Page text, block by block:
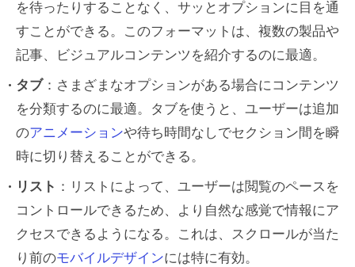
を待ったりすることなく、サッとオプションに目を通
すことができる。このフォーマットは、複数の製品や
記事、ビジュアルコンテンツを紹介するのに最適。
タブ ：さまざまなオプションがある場合にコンテンツ
を分類するのに最適。タブを使うと、ユーザーは追加
のアニメーションや待ち時間なしでセクション間を瞬
時に切り替えることができる。
リスト ：リストによって、ユーザーは閲覧のペースを
コントロールできるため、より自然な感覚で情報にア
クセスできるようになる。これは、スクロールが当た
り前のモバイルデザインには特に有効。